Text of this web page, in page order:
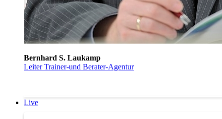
Bernhard S. Laukamp
Leiter Trainer-und Berater-Agentur
Live